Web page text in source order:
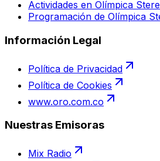
Actividades en Olímpica
Programación de Olímpica
Información Legal
Política de Privacidad
Política de Cookies
www.oro.com.co
Nuestras Emisoras
Mix Radio